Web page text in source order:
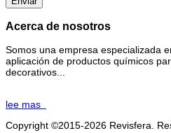
Acerca de nosotros
Somos una empresa especializada
aplicación de productos químicos
decorativos...
lee mas
Copyright ©2015-2026 Revisfera.